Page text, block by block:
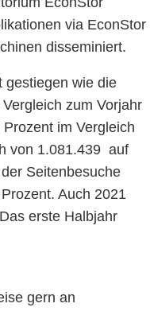
via EconStor
disseminiert.
gestiegen wie die
zum Vorjahr
im Vergleich
von 1.081.439 auf
Seitenbesuche
Auch 2021
erste Halbjahr
gern an